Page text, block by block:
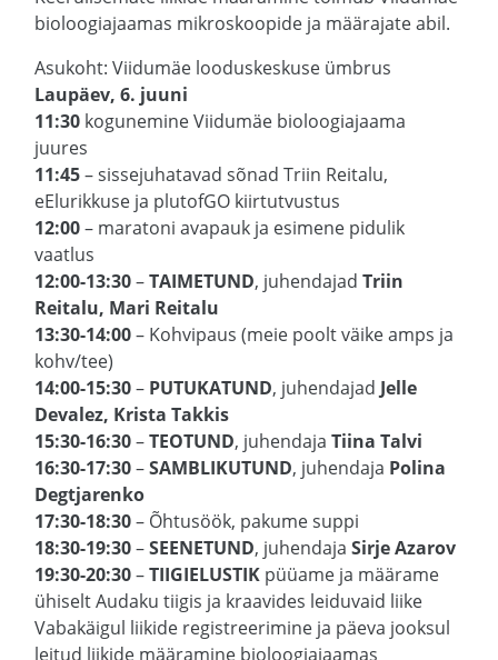
bioloogiajaamas mikroskoopide ja määrajate abil.
Asukoht: Viidumäe looduskeskuse ümbrus
Laupäev, 6. juuni
11:30 kogunemine Viidumäe bioloogiajaama
juures
11:45– sissejuhatavad sõnad Triin Reitalu,
eElurikkuse ja plutofGO kiirtutvustus
12:00– maratoni avapauk ja esimene pidulik
vaatlus
12:00-13:30–TAIMETUND, juhendajadTriin
Reitalu, Mari Reitalu
13:30-14:00– Kohvipaus (meie poolt väike amps ja
kohv/tee)
14:00-15:30– PUTUKATUND, juhendajad Jelle
Devalez, Krista Takkis
15:30-16:30–TEOTUND, juhendajaTiina Talvi
16:30-17:30–SAMBLIKUTUND, juhendaja Polina
Degtjarenko
17:30-18:30– Õhtusöök, pakume suppi
18:30-19:30–SEENETUND, juhendajaSirje Azarov
19:30-20:30–TIIGIELUSTIK püüame ja määrame
ühiselt Audaku tiigis ja kraavides leiduvaid liike
Vabakäigul liikide registreerimine ja päeva jooksul
leitud liikide määramine bioloogiajaamas